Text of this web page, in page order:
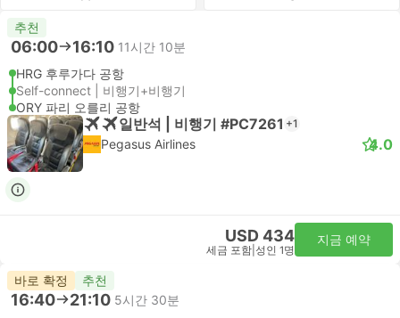
추천
06:00 16:10 11시간 10분
HRG 후루가다 공항
Self-connect | 비행기+비행기
ORY 파리 오를리 공항
일반석 | 비행기 #PC7261 +1
Pegasus Airlines 4.0
USD 434
세금 포함 성인 1명
지금 예약
바로 확정 추천
16:40 21:10 5시간 30분